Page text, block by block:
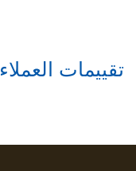
تقييمات العملاء